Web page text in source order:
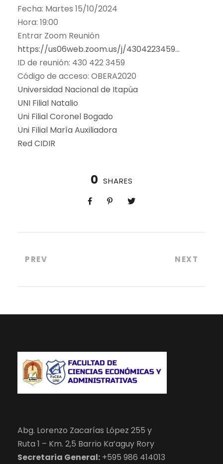
Fecha: Martes 15/10/2024
Hora: 19:00
Entrar Zoom Reunión
https://us06web.zoom.us/j/4304223459…
ID de reunión: 430 422 3459
Código de acceso: OBERA2020
Universidad Nacional de Itapúa
UNI Filial Natalio
Uni Filial Coronel Bogado
Uni Filial María Auxiliadora
Red CIDIR
0 SHARES
PREV NEXT
Abg. Lorenzo Zacarías López 255 y
Ruta 1 – Km. 2,5 Barrio Ka’aguy Rory
Secretaria General: +595 986 414013